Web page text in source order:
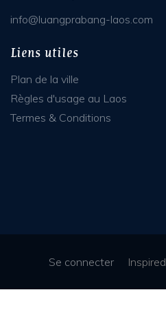
info@luangprabang-laos.com
Liens utiles
Plan de la ville
Règles d'usage au Laos
Termes & Conditions
Se connecter Inspired